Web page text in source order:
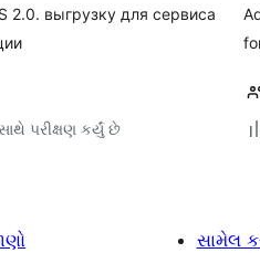
2.0. выгрузку для сервиса
પરીક્ષણ કર્યું છે
સામેલ